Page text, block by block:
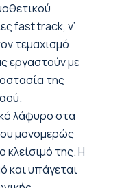
fast track, ν’
τεμαχισμό
εργαστούν με
της
λάφυρο στα
μονομερώς
κλείσιμό της. Η
και υπάγεται